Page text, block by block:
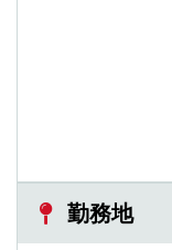
勤務地